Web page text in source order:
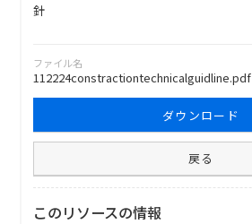
針
ファイル名
112224constractiontechnicalguidline.pdf
ダウンロード
戻る
このリソースの情報